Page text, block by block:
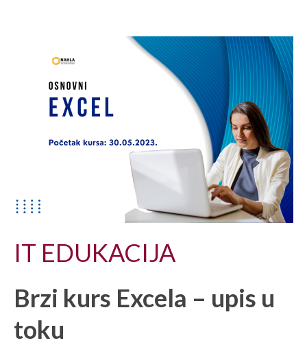
IT EDUKACIJA
Brzi kurs Excela – upis u
toku